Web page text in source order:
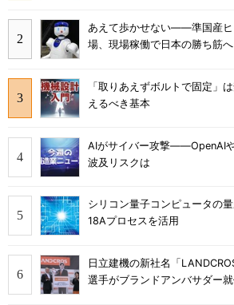
あえて歩かせない――準国産ヒ
場、現場稼働で日本の勝ち筋へ
「取りあえずボルトで固定」
えるべき基本
AIがサイバー攻撃――OpenAIや
波及リスクは
シリコン量子コンピュータの
18Aプロセスを活用
日立建機の新社名「
選手がブランドアンバサダー